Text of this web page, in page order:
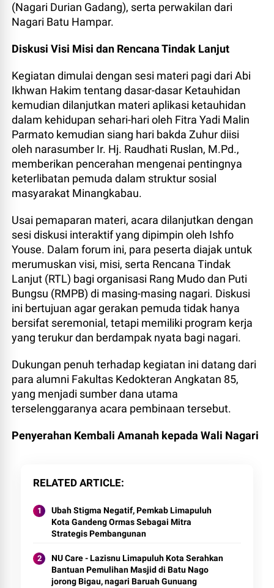
(Nagari Durian Gadang), serta perwakilan dari
Nagari Batu Hampar.
Diskusi Visi Misi dan Rencana Tindak Lanjut
Kegiatan dimulai dengan sesi materi pagi dari Abi
Ikhwan Hakim tentang dasar-dasar Ketauhidan
kemudian dilanjutkan materi aplikasi ketauhidan
dalam kehidupan sehari-hari oleh Fitra Yadi Malin
Parmato kemudian siang hari bakda Zuhur diisi
oleh narasumber Ir. Hj. Raudhati Ruslan, M.Pd.,
memberikan pencerahan mengenai pentingnya
keterlibatan pemuda dalam struktur sosial
masyarakat Minangkabau.
Usai pemaparan materi, acara dilanjutkan dengan
sesi diskusi interaktif yang dipimpin oleh Ishfo
Youse. Dalam forum ini, para peserta diajak untuk
merumuskan visi, misi, serta Rencana Tindak
Lanjut (RTL) bagi organisasi Rang Mudo dan Puti
Bungsu (RMPB) di masing-masing nagari. Diskusi
ini bertujuan agar gerakan pemuda tidak hanya
bersifat seremonial, tetapi memiliki program kerja
yang terukur dan berdampak nyata bagi nagari.
Dukungan penuh terhadap kegiatan ini datang dari
para alumni Fakultas Kedokteran Angkatan 85,
yang menjadi sumber dana utama
terselenggaranya acara pembinaan tersebut.
Penyerahan Kembali Amanah kepada Wali Nagari
RELATED ARTICLE
Ubah Stigma Negatif, Pemkab Limapuluh
Kota Gandeng Ormas Sebagai Mitra
Strategis Pembangunan
NU Care - Lazisnu Limapuluh Kota Serahkan
Bantuan Pemulihan Masjid di Batu Nago
jorong Bigau, nagari Baruah Gunuang